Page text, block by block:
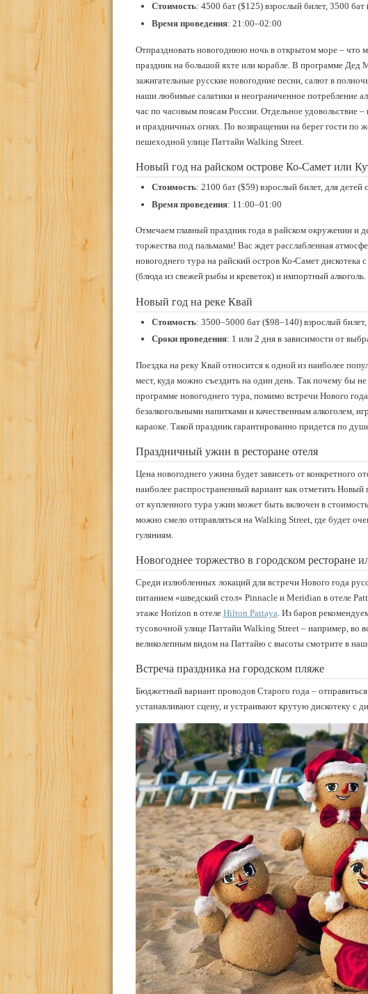
Стоимость: 4500 бат ($125) взрослый билет, 3500 бат
Время проведения: 21:00–02:00
Отпраздновать новогоднюю ночь в открытом море – что
праздник на большой яхте или корабле. В программе Дед
зажигательные русские новогодние песни, салют в
наши любимые салатики и неограниченное потребление
час по часовым поясам России. Отдельное удовольствие
и праздничных огнях. По возвращении на берег гости по
пешеходной улице Паттайи Walking Street.
Новый год на райском острове Ко-Самет или
Стоимость: 2100 бат ($59) взрослый билет, для
Время проведения: 11:00–01:00
Отмечаем главный праздник года в райском окружении и
торжества под пальмами! Вас ждет расслабленная
новогоднего тура на райский остров Ко-Самет
(блюда из свежей рыбы и креветок) и импортный алкоголь.
Новый год на реке Квай
Стоимость: 3500–5000 бат ($98–140) взрослый
Сроки проведения: 1 или 2 дня в зависимости от
Поездка на реку Квай относится к одной из наиболее
мест, куда можно съездить на один день. Так почему бы
программе новогоднего тура, помимо встречи Нового
безалкогольными напитками и качественным алкоголем,
караоке. Такой праздник гарантированно придется по
Праздничный ужин в ресторане отеля
Цена новогоднего ужина будет зависеть от конкретного
наиболее распространенный вариант как отметить
от купленного тура ужин может быть включен в
можно смело отправляться на Walking Street, где будет
гуляниям.
Новогоднее торжество в городском ресторане
Среди излюбленных локаций для встречи Нового года
питанием «шведский стол» Pinnacle и Meridian в отеле
этаже Horizon в отеле Hilton Pattaya . Из баров
тусовочной улице Паттайи Walking Street – например, во
великолепным видом на Паттайю с высоты смотрите в
Встреча праздника на городском пляже
Бюджетный вариант проводов Старого года –
устанавливают сцену, и устраивают крутую дискотеку с